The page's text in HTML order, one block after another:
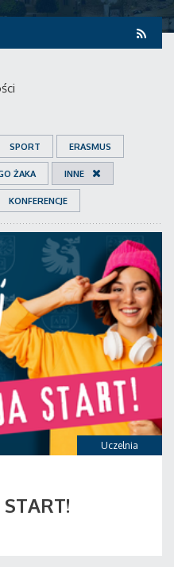
SPORT ERASMUS
ŻAKA INNE
KONFERENCJE
Uczelnia